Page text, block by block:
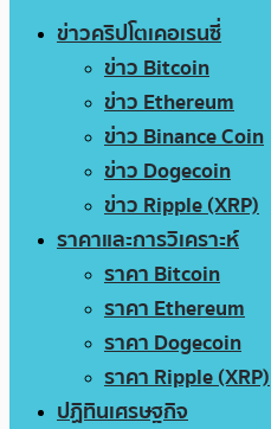
ข่าวคริปโตเคอเรนซี่
ข่าว Bitcoin
ข่าว Ethereum
ข่าว Binance Coin
ข่าว Dogecoin
ข่าว Ripple (XRP)
ราคาและการวิเคราะห์
ราคา Bitcoin
ราคา Ethereum
ราคา Dogecoin
ราคา Ripple (XRP)
ปฏิทินเศรษฐกิจ